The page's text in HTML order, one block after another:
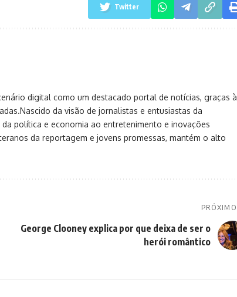
Twitter
digital como um destacado portal de notícias, graças à
da visão de jornalistas e entusiastas da
política e economia ao entretenimento e inovações
da reportagem e jovens promessas, mantém o alto
PRÓXIMO
George Clooney explica por que deixa de ser o
herói romântico